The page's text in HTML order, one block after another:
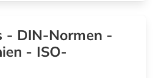
- DIN-Normen -
- ISO-